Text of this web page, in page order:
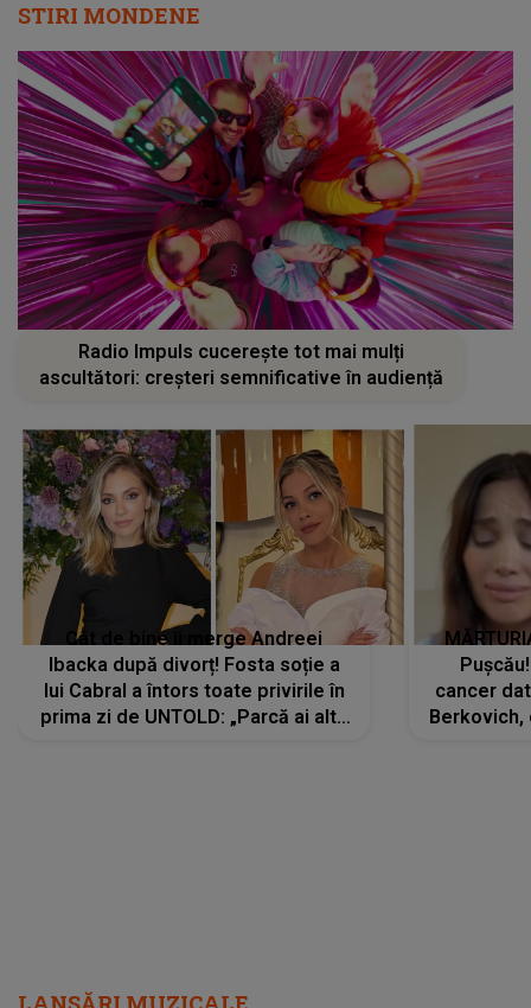
STIRI MONDENE
Radio Impuls cucerește tot mai mulți
ascultători: creșteri semnificative în audiență
Cât de bine îi merge Andreei
Ibacka după divorț! Fosta soție a
lui Cabral a întors toate privirile în
prima zi de UNTOLD: „Parcă ai altă
cancer